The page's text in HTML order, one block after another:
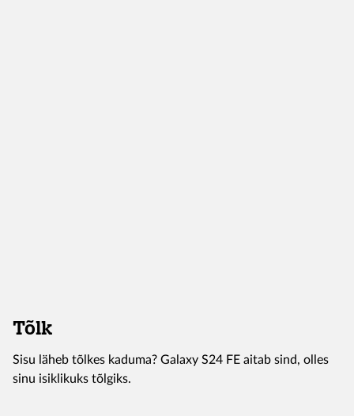
Tõlk
Sisu läheb tõlkes kaduma? Galaxy S24 FE aitab sind, olles
sinu isiklikuks tõlgiks.